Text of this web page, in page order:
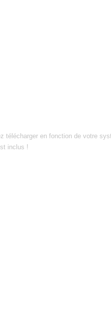
télécharger en fonction de votre
inclus !